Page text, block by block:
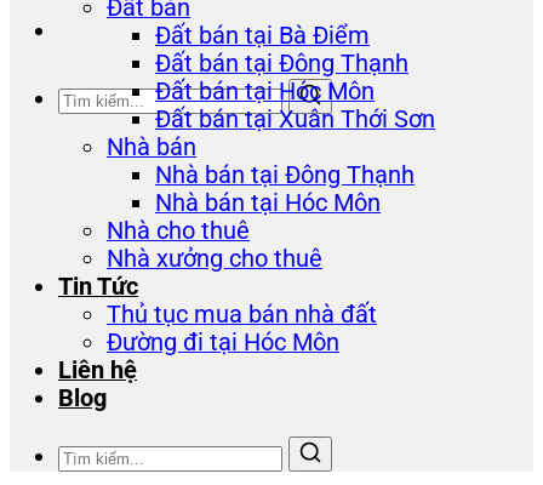
Đất bán
Đất bán tại Bà Điểm
Đất bán tại Đông Thạnh
Đất bán tại Hóc Môn
Đất bán tại Xuân Thới Sơn
Nhà bán
Nhà bán tại Đông Thạnh
Nhà bán tại Hóc Môn
Nhà cho thuê
Nhà xưởng cho thuê
Tin Tức
Thủ tục mua bán nhà đất
Đường đi tại Hóc Môn
Liên hệ
Blog